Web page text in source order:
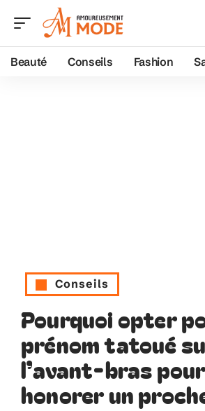
Beauté Conseils Fashion
Conseils
Pourquoi opter
prénom tatoué
l’avant-bras pour
honorer un